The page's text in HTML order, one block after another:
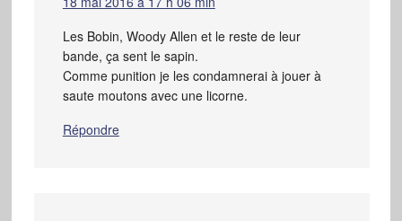
Les Bobin, Woody Allen et le reste de leur
bande, ça sent le sapin.
Comme punition je les condamnerai à jouer à
saute moutons avec une licorne.
Répondre